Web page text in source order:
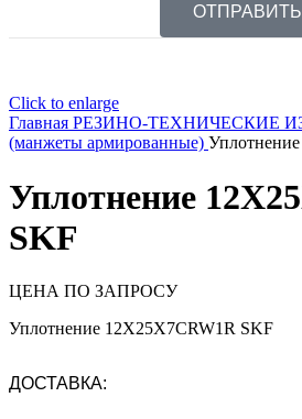
ОТПРАВИТЬ
Click to enlarge
Главная РЕЗИНО-ТЕХНИЧЕСКИЕ
(манжеты армированные)
Уплотнение
SKF
ЦЕНА ПО ЗАПРОСУ
Уплотнение 12X25X7CRW1R SKF
ДОСТАВКА: